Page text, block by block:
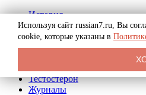
История
Биография
Криминал
Реклама на сайте
Тестостерон
Журналы
Используя сайт russian7.ru, Вы
cookie, которые указаны в